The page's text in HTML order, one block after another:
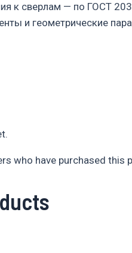
к сверлам — по ГОСТ
и геометрические
who have purchased this